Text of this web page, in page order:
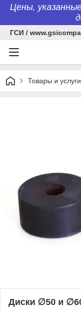
Цены,
ГСИ /
Товары и услуги
Диски ∅50 и